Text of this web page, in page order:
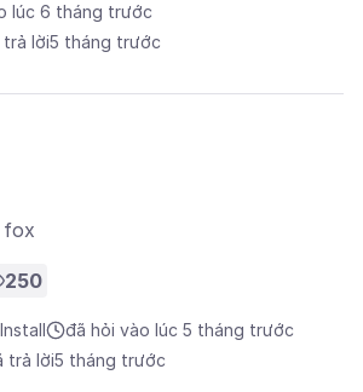
lúc 6 tháng trước
trả lời5 tháng trước
fox
250
Install
đã hỏi vào lúc 5 tháng trước
trả lời5 tháng trước